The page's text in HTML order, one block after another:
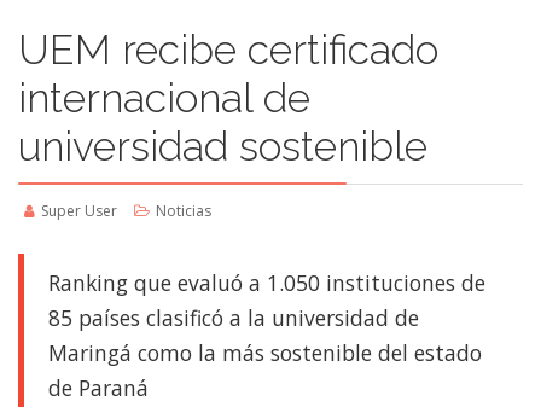
UEM recibe certificado
internacional de
universidad sostenible
Super User Noticias
Ranking que evaluó a 1.050 instituciones de
85 países clasificó a la universidad de
Maringá como la más sostenible del estado
de Paraná